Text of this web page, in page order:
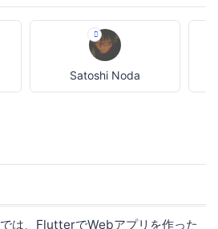
Satoshi Noda
では、FlutterでWebアプリを作った